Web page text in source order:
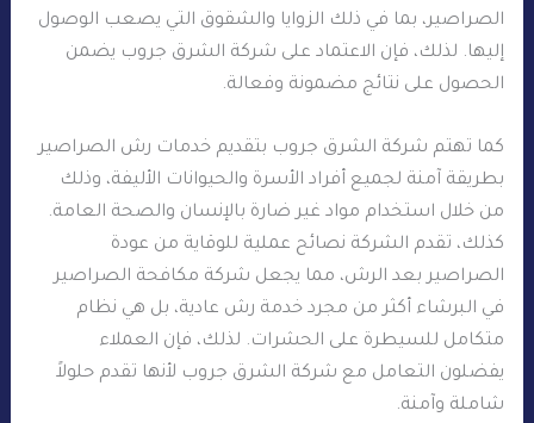
الصراصير، بما في ذلك الزوايا والشقوق التي يصعب الوصول
إليها. لذلك، فإن الاعتماد على شركة الشرق جروب يضمن
الحصول على نتائج مضمونة وفعالة.
كما تهتم شركة الشرق جروب بتقديم خدمات رش الصراصير
بطريقة آمنة لجميع أفراد الأسرة والحيوانات الأليفة، وذلك
من خلال استخدام مواد غير ضارة بالإنسان والصحة العامة.
كذلك، تقدم الشركة نصائح عملية للوقاية من عودة
الصراصير بعد الرش، مما يجعل شركة مكافحة الصراصير
في البرشاء أكثر من مجرد خدمة رش عادية، بل هي نظام
متكامل للسيطرة على الحشرات. لذلك، فإن العملاء
يفضلون التعامل مع شركة الشرق جروب لأنها تقدم حلولاً
شاملة وآمنة.